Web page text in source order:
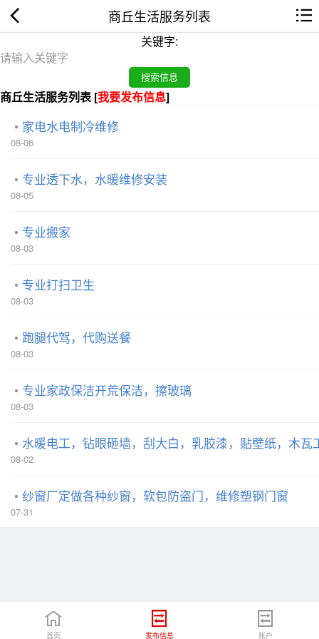
商丘生活服务列表
关键字:
商丘生活服务列表 [我要发布信息]
家电水电制冷维修
08-06
专业透下水，水暖维修安装
08-05
专业搬家
08-03
专业打扫卫生
08-03
跑腿代驾，代购送餐
08-03
专业家政保洁开荒保洁，擦玻璃
08-03
水暖电工，钻眼砸墙，刮大白，乳胶漆，贴壁纸，木
08-02
纱窗厂定做各种纱窗，软包防盗门，维修塑钢门窗
07-31
首页 发布信息 账户